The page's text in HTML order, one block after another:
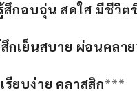
สึกอบอุ่น สดใส มีชีวิต
กเย็นสบาย ผ่อนคลาย
รียบง่าย คลาสสิก***